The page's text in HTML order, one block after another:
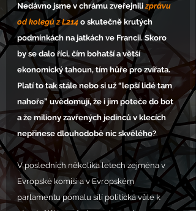
Nedávno jsme v chrámu zveřejnili zprávu
od kolegů z L214 o skutečně krutých
podmínkách na jatkách ve Francii. Skoro
by se dalo říci, čím bohatší a větší
ekonomický tahoun, tím hůře pro zvířata.
Platí to tak stále nebo si už “lepší lidé tam
nahoře” uvědomují, že i jim poteče do bot
a že miliony zavřených jedinců v klecích
nepřinese dlouhodobě nic skvělého?
V posledních několika letech zejména v
Evropské komisi a v Evropském
parlamentu pomalu sílí politická vůle k